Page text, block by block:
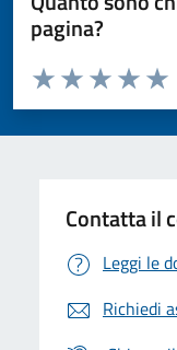
pagina?
Valuta da 1 a 5 stelle la
Valuta
Valuta 3
Valuta 2 stelle
Valuta 1 stelle su 5
Contatta il
Leggi le
Richiedi